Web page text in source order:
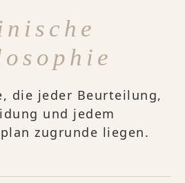
die jeder Beurteilung,
und jedem
zugrunde liegen.